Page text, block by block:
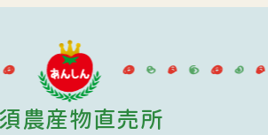
農産物直売所